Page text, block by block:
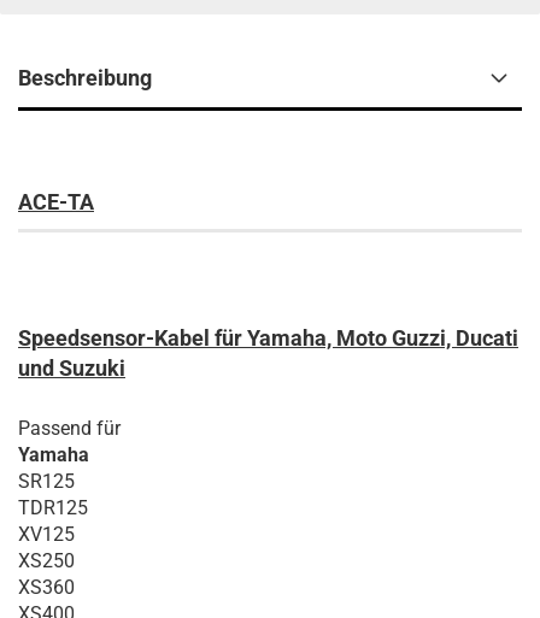
Beschreibung
ACE-TA
Speedsensor-Kabel für Yamaha, Moto Guzzi, Ducati
und Suzuki
Passend für
Yamaha
SR125
TDR125
XV125
XS250
XS360